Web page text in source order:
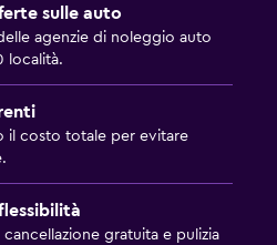
sulle auto
agenzie di noleggio auto
località.
il costo totale per evitare
gratuita e pulizia